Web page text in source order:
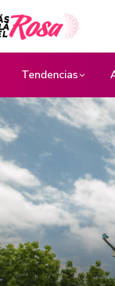
Tendencias